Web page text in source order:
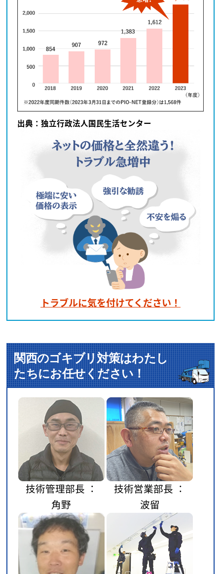
出典：独立行政法人国民生活センター
トラブルに気を付けてください！
関西のゴキブリ対策はわたし
たちにお任せください！
技術管理部長 ：
角野
技術営業部長 ：
波留